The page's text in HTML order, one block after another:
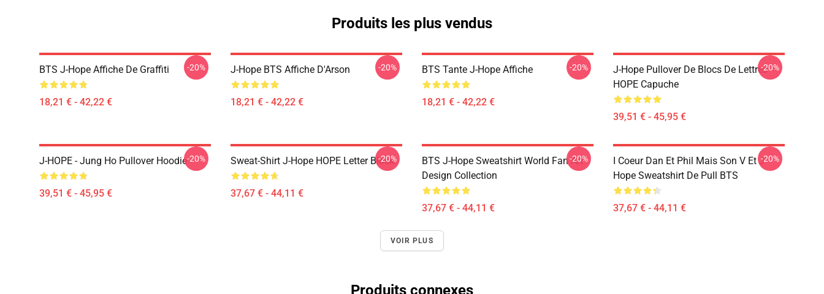
Produits les plus vendus
BTS J-Hope Affiche De Graffiti
18,21 € - 42,22 €
-20% J-Hope BTS Affiche D'Arson
18,21 € - 42,22 €
-20% BTS Tante J-Hope Affiche
18,21 € - 42,22 €
-20%
J-Hope Pullover De Blocs De Lettres
HOPE Capuche
39,51 € - 45,95 €
-20%
J-HOPE - Jung Ho Pullover Hoodie
39,51 € - 45,95 €
-20% Sweat-Shirt J-Hope HOPE Letter Block
37,67 € - 44,11 €
-20%
BTS J-Hope Sweatshirt World Fan Art
Design Collection
37,67 € - 44,11 €
-20%
I Coeur Dan Et Phil Mais Son V Et J
Hope Sweatshirt De Pull BTS
37,67 € - 44,11 €
-20%
VOIR PLUS
Produits connexes